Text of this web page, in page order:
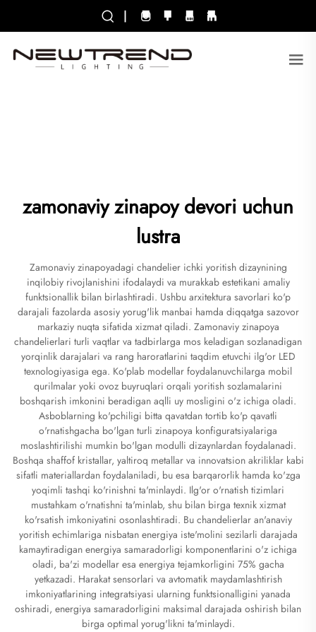
|
zamonaviy zinapoy devori uchun
lustra
Zamonaviy zinapoyadagi chandelier ichki yoritish dizaynining
inqilobiy rivojlanishini ifodalaydi va murakkab estetikani amaliy
funktsionallik bilan birlashtiradi. Ushbu arxitektura savorlari ko'p
darajali fazolarda asosiy yorug'lik manbai hamda diqqatga sazovor
markaziy nuqta sifatida xizmat qiladi. Zamonaviy zinapoya
chandelierlari turli vaqtlar va tadbirlarga mos keladigan sozlanadigan
yorqinlik darajalari va rang haroratlarini taqdim etuvchi ilg'or LED
texnologiyasiga ega. Ko'plab modellar foydalanuvchilarga mobil
qurilmalar yoki ovoz buyruqlari orqali yoritish sozlamalarini
boshqarish imkonini beradigan aqlli uy mosligini o'z ichiga oladi.
Asboblarning ko'pchiligi bitta qavatdan tortib ko'p qavatli
o'rnatishgacha bo'lgan turli zinapoya konfiguratsiyalariga
moslashtirilishi mumkin bo'lgan modulli dizaynlardan foydalanadi.
Boshqa shaffof kristallar, yaltiroq metallar va innovatsion akriliklar kabi
sifatli materiallardan foydalaniladi, bu esa barqarorlik hamda ko'zga
yoqimli tashqi ko'rinishni ta'minlaydi. Ilg'or o'rnatish tizimlari
mustahkam o'rnatishni ta'minlab, shu bilan birga texnik xizmat
ko'rsatish imkoniyatini osonlashtiradi. Bu chandelierlar an'anaviy
yoritish echimlariga nisbatan energiya iste'molini sezilarli darajada
kamaytiradigan energiya samaradorligi komponentlarini o'z ichiga
oladi, ba'zi modellar esa energiya tejamkorligini 75% gacha
yetkazadi. Harakat sensorlari va avtomatik maydamlashtirish
imkoniyatlarining integratsiyasi ularning funktsionalligini yanada
oshiradi, energiya samaradorligini maksimal darajada oshirish bilan
birga optimal yorug'likni ta'minlaydi.